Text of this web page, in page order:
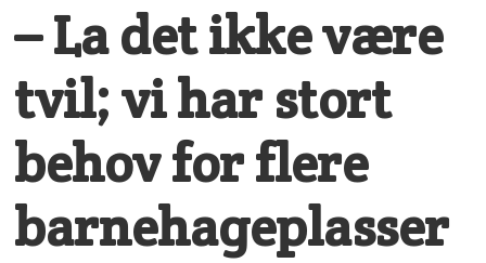
– La det ikke være
tvil; vi har stort
behov for flere
barnehageplasser